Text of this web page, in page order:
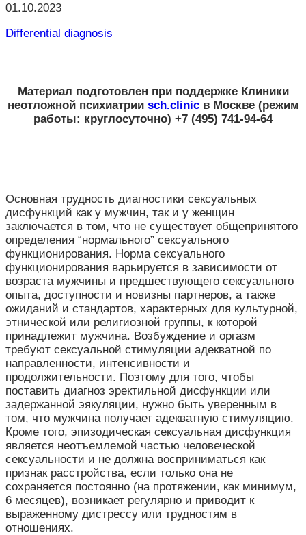
01.10.2023
Differential diagnosis
Материал подготовлен при поддержке Клиники
неотложной психиатрии sch.clinic в Москве(режим
работы: круглосуточно) +7 (495) 741-94-64
Основная трудность диагностики сексуальных
дисфункций как у мужчин, так и у женщин
заключается в том, что не существует общепринятого
определения “нормального” сексуального
функционирования. Норма сексуального
функционирования варьируется в зависимости от
возраста мужчины и предшествующего сексуального
опыта, доступности и новизны партнеров, а также
ожиданий и стандартов, характерных для культурной,
этнической или религиозной группы, к которой
принадлежит мужчина. Возбуждение и оргазм
требуют сексуальной стимуляции адекватной по
направленности, интенсивности и
продолжительности. Поэтому для того, чтобы
поставить диагноз эректильной дисфункции или
задержанной эякуляции, нужно быть уверенным в
том, что мужчина получает адекватную стимуляцию.
Кроме того, эпизодическая сексуальная дисфункция
является неотъемлемой частью человеческой
сексуальности и не должна восприниматься как
признак расстройства, если только она не
сохраняется постоянно (на протяжении, как минимум,
6 месяцев), возникает регулярно и приводит к
выраженному дистрессу или трудностям в
отношениях.